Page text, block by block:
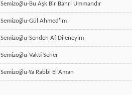
Bu Aşk Bir Bahri Ummandır
Gül Ahmed'im
Senden Af Dileneyim
Vakti Seher
Ya Rabbi El Aman